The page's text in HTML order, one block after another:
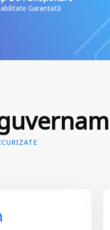
Garantată